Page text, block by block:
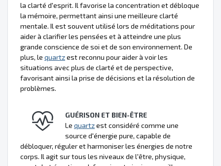
la clarté d'esprit. Il favorise la concentration et débloque
la mémoire, permettant ainsi une meilleure clarté
mentale. Il est souvent utilisé lors de méditations pour
aider à clarifier les pensées et à atteindre une plus
grande conscience de soi et de son environnement. De
plus, le quartzest reconnu pour aider à voir les
situations avec plus de clarté et de perspective,
favorisant ainsi la prise de décisions et la résolution de
problèmes.
GUÉRISON ET BIEN-ÊTRE
Le quartzest considéré comme une
source d'énergie pure, capable de
débloquer, réguler et harmoniser les énergies de notre
corps. Il agit sur tous les niveaux de l'être, physique,